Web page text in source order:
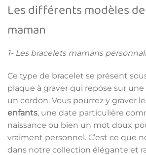
Les différents modèles
maman
1- Les bracelets mamans
Ce type de bracelet se présent
plaque à graver qui repose sur
un cordon. Vous pourrez y graver
enfants, une date particulière
naissance ou bien un mot doux
vraiment personnel. C’est ce que
dans notre collection élégante et